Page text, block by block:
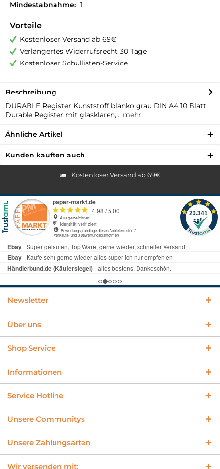
Mindestabnahme: 1
Vorteile
Kostenloser Versand ab 69€
Verlängertes Widerrufsrecht 30 Tage
Kostenloser Schullisten-Service
Beschreibung
DURABLE Register Kunststoff blanko grau DIN A4 10 Blatt
Durable Register mit glasklaren,... mehr
Ähnliche Artikel
Kunden kauften auch
Kostenloser Versand ab 69€
Newsletter
Über uns
Shop Service
Informationen
Service Hotline
Unsere Communitys
Unsere Zahlungsarten
Wir versenden mit: